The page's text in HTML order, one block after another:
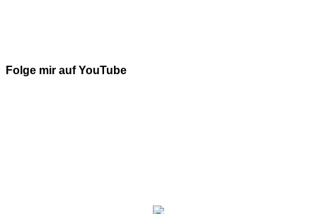
Folge mir auf YouTube